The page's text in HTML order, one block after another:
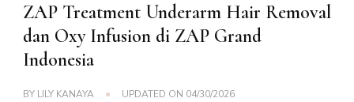
ZAP Treatment Underarm Hair Removal
dan Oxy Infusion di ZAP Grand
Indonesia
BY LILY KANAYA UPDATED ON 04/30/2026